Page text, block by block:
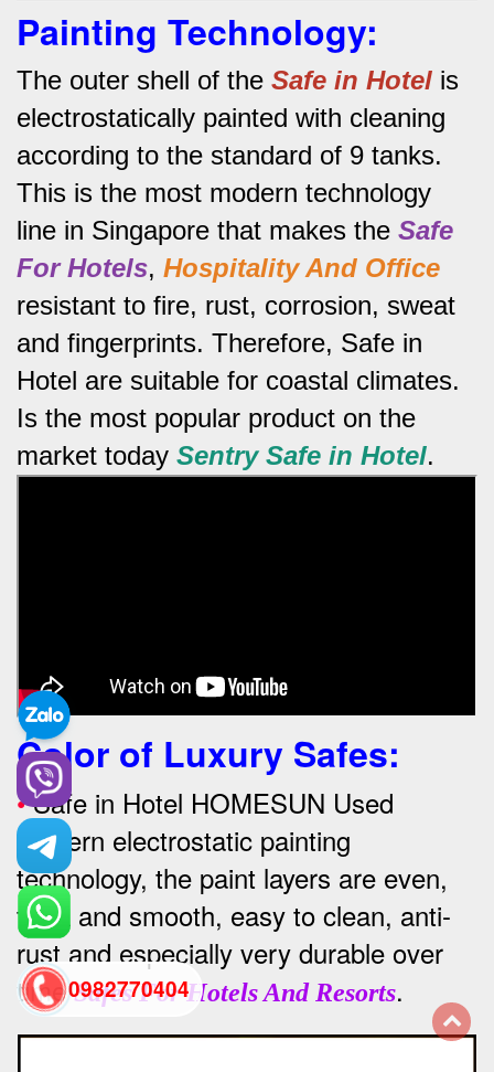
Painting Technology:
The outer shell of the Safe in Hotel is
electrostatically painted with cleaning
according to the standard of 9 tanks.
This is the most modern technology
line in Singapore that makes the Safe
For Hotels, Hospitality And Office
resistant to fire, rust, corrosion, sweat
and fingerprints. Therefore, Safe in
Hotel are suitable for coastal climates.
Is the most popular product on the
market today Sentry Safe in Hotel.
Color of Luxury Safes:
• Safe in Hotel HOMESUN Used
modern electrostatic painting
technology, the paint layers are even,
thick and smooth, easy to clean, anti-
rust and especially very durable over
time Safes For Hotels And Resorts.
0982770404